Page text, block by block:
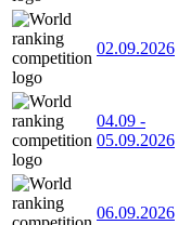
02.09.2026
04.09 -
05.09.2026
06.09.2026